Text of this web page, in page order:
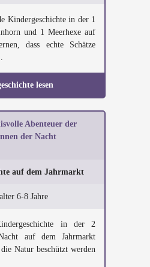
Kindergeschichte in der 1
und 1 Meerhexe auf
dass echte Schätze
lesen
Abenteuer der
der Nacht
auf dem Jahrmarkt
6-8 Jahre
in der 2
auf dem Jahrmarkt
Natur beschützt werden